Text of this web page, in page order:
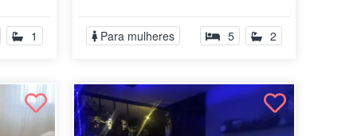
1 Para mulheres 5 2